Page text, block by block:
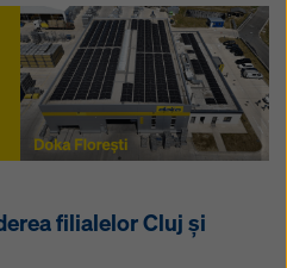
filialelor Cluj și